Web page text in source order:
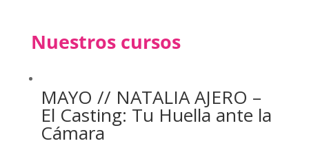
Nuestros cursos
MAYO // NATALIA AJERO –
El Casting: Tu Huella ante la
Cámara